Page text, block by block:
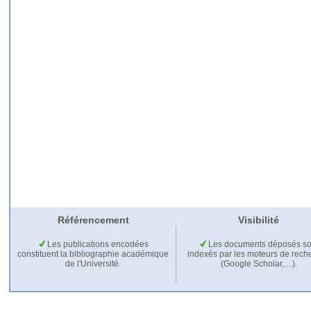
Référencement Visibilité
Les publications encodées
constituent la bibliographie académique
de l'Université.
Les documents déposés
indexés par les moteurs de
(Google Scholar,…).